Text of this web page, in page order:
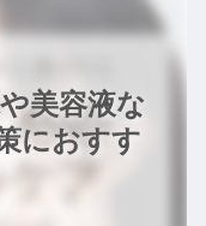
美容液な
におすす